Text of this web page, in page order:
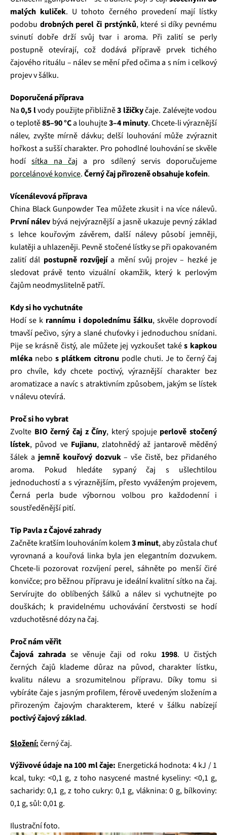
malých kuliček. U tohoto černého provedení mají lístky
podobu drobných perel či prstýnků, které si díky pevnému
svinutí dobře drží svůj tvar i aroma. Při zalití se perly
postupně otevírají, což dodává přípravě prvek tichého
čajového rituálu – nálev se mění před očima a s ním i celkový
projev v šálku.
Doporučená příprava
Na0,5 lvody použijte přibližně3 lžičkyčaje. Zalévejte vodou
o teplotě85–90 °Ca louhujte3–4 minuty. Chcete-li výraznější
nálev, zvyšte mírně dávku; delší louhování může zvýraznit
hořkost a sušší charakter. Pro pohodlné louhování se skvěle
hodísítka na čaj a pro sdílený servis doporučujeme
porcelánové konvice.Černý čaj přirozeně obsahuje kofein.
Vícenálevová příprava
China Black Gunpowder Tea můžete zkusit i na více nálevů.
První nálev bývá nejvýraznější a jasně ukazuje pevný základ
s lehce kouřovým závěrem, další nálevy působí jemněji,
kulatěji a uhlazeněji. Pevně stočené lístky se při opakovaném
zalití dál postupně rozvíjejía mění svůj projev – hezké je
sledovat právě tento vizuální okamžik, který k perlovým
čajům neodmyslitelně patří.
Kdy si ho vychutnáte
Hodí se k rannímu i dopolednímu šálku, skvěle doprovodí
tmavší pečivo, sýry a slané chuťovky i jednoduchou snídani.
Pije se krásně čistý, ale můžete jej vyzkoušet takés kapkou
mléka nebo s plátkem citronu podle chuti. Je to černý čaj
pro chvíle, kdy chcete poctivý, výraznější charakter bez
aromatizace a navíc s atraktivním způsobem, jakým se lístek
v nálevu otevírá.
Proč si ho vybrat
Zvolte BIO černý čaj z Číny, který spojuje perlově stočený
lístek, původ ve Fujianu, zlatohnědý až jantarově měděný
šálek a jemně kouřový dozvuk– vše čistě, bez přidaného
aroma. Pokud hledáte sypaný čaj s ušlechtilou
jednoduchostí a s výraznějším, přesto vyváženým projevem,
Černá perla bude výbornou volbou pro každodenní i
soustředěnější pití.
Tip Pavla z Čajové zahrady
Začněte kratším louhováním kolem3 minut, aby zůstala chuť
vyrovnaná a kouřová linka byla jen elegantním dozvukem.
Chcete‑li pozorovat rozvíjení perel, sáhněte po menší čiré
konvičce; pro běžnou přípravu je ideální kvalitní sítko na čaj.
Servírujte do oblíbených šálků a nálev si vychutnejte po
douškách; k pravidelnému uchovávání čerstvosti se hodí
vzduchotěsné dózy na čaj.
Proč nám věřit
Čajová zahrada se věnuje čaji od roku 1998. U čistých
černých čajů klademe důraz na původ, charakter lístku,
kvalitu nálevu a srozumitelnou přípravu. Díky tomu si
vybíráte čaje s jasným profilem, férově uvedeným složením a
přirozeným čajovým charakterem, které v šálku nabízejí
poctivý čajový základ.
Složení:černý čaj.
Výživové údaje na 100 ml čaje: Energetická hodnota: 4 kJ / 1
kcal, tuky: <0,1 g, z toho nasycené mastné kyseliny: <0,1 g,
sacharidy: 0,1 g, z toho cukry: 0,1 g, vláknina: 0 g, bílkoviny:
0,1 g, sůl: 0,01 g.
Ilustrační foto.